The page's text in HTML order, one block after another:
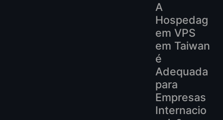
A
Hospedag
em VPS
em Taiwan
é
Adequada
para
Empresas
Internacio